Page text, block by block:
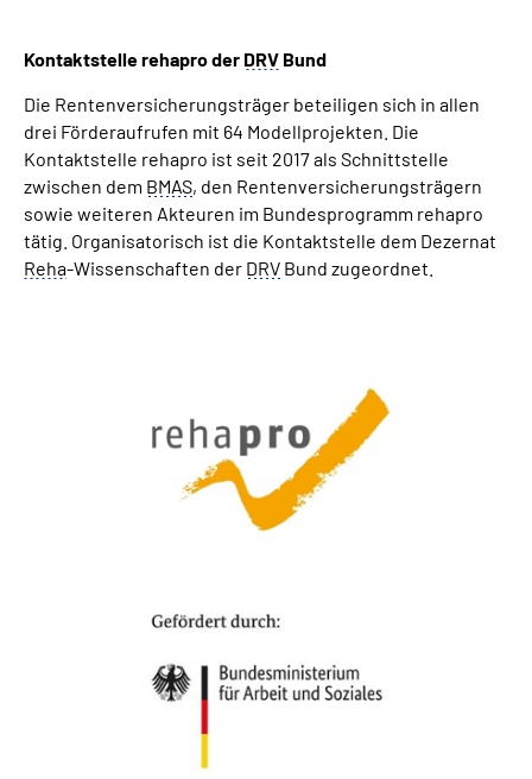
Kontaktstelle rehapro der DRV Bund
Die Rentenversicherungsträger beteiligen sich in allen
drei Förderaufrufen mit 64 Modellprojekten. Die
Kontaktstelle rehapro ist seit 2017 als Schnittstelle
zwischen dem BMAS, den Rentenversicherungsträgern
sowie weiteren Akteuren im Bundesprogramm rehapro
tätig. Organisatorisch ist die Kontaktstelle dem Dezernat
Reha-Wissenschaften der DRV Bund zugeordnet.